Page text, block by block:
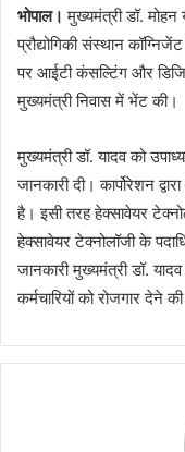
भोपाल। मुख्यमंत्री डॉ. मोहन
प्रौद्योगिकी संस्थान
पर आईटी कंसल्टिंग और
मुख्यमंत्री निवास में भेंट की।
मुख्यमंत्री डॉ. यादव को
जानकारी दी। कार्पोरेशन
है। इसी तरह हेक्सावेयर
हेक्सावेयर टेक्नोलॉजी के
जानकारी मुख्यमंत्री डॉ.
कर्मचारियों को रोजगार देने